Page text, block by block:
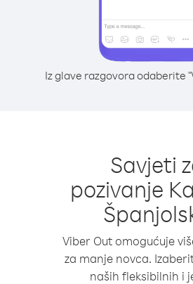
Iz glave razgovora odaberite
Savjeti
pozivanje
Viber Out omogućuje
za manje novca.
naših fleksibilnih i